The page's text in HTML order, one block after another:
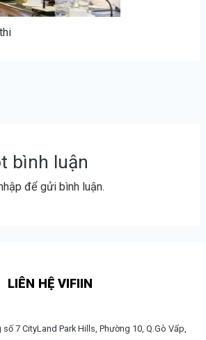
bình luận
để gửi bình luận.
LIÊN HỆ VIFIIN
7 CityLand Park Hills, Phường 10, Q.Gò Vấp,